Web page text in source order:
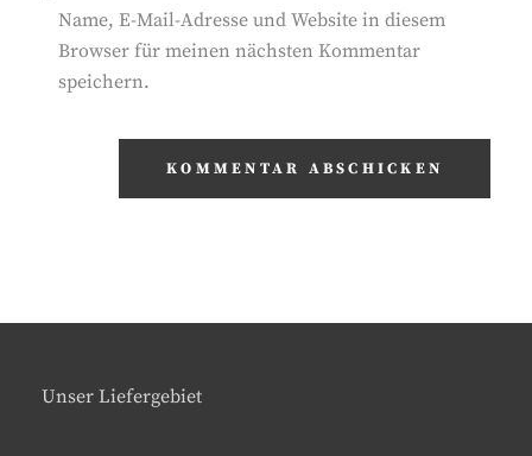
Name, E-Mail-Adresse und Website in diesem
Browser für meinen nächsten Kommentar
speichern.
Unser Liefergebiet